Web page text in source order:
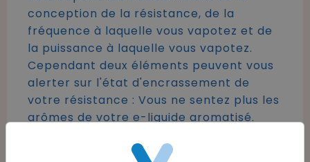
conception de la résistance, de la
fréquence à laquelle vous vapotez et de
la puissance à laquelle vous vapotez.
Cependant deux éléments peuvent vous
alerter sur l'état d'encrassement de
votre résistance : Vous ne sentez plus les
arômes de votre e-liquide aromatisé.
survenant lors de l'inhalation. Si vous